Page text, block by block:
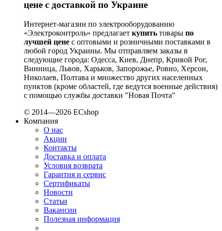
Reliance (Украина)
REM POWER (Словения)
Schneider-Electric (Франция)
Selec (Индия)
SEZ (Словакия)
Siemens (Германия)
Smart-MAIC
Socomec (Франция)
SOFAR (Китай)
TAB (Словения)
Takel (Украина)
Technoelectric (Италия)
Technosystems (Украина)
TEKPAN (Турция)
TeleTec (Украина)
TEM (Словения)
Tense (Турция)
Terneo (Украина)
Testboy (Германия)
UEC (Украина)
цене с доставкой по Украине
Интернет-магазин по электрооборудованию
«Электроконтроль» предлагает купить товары по
лучшей цене с оптовыми и розничными поставками в
любой город Украины. Мы отправляем заказы в
следующие города: Одесса, Киев, Днепр, Кривой Рог,
Винница, Львов, Харьков, Запорожье, Ровно, Херсон,
Николаев, Полтава и множество других населенных
пунктов (кроме областей, где ведутся военные действия)
с помощью службы доставки "Новая Почта"
© 2014—2026 ECshop
Компания
О нас
Акции
Контакты
Доставка и оплата
Условия возврата
Гарантия и сервис
Сертификаты
Новости
Статьи
Вакансии
Полезная информация